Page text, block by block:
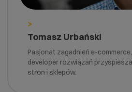
>
Tomasz Urbański
Pasjonat zagadnień e-
developer rozwiązań
stron i sklepów.